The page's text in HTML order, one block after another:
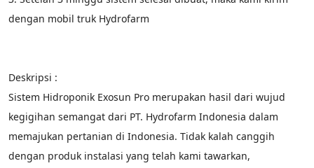
dengan mobil truk Hydrofarm
Deskripsi :
Sistem Hidroponik Exosun Pro merupakan hasil dari wujud
kegigihan semangat dari PT. Hydrofarm Indonesia dalam
memajukan pertanian di Indonesia. Tidak kalah canggih
dengan produk instalasi yang telah kami tawarkan,